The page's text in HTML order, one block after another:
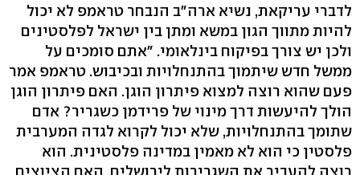
לדברי עריקאת, נשיא ארה"ב הנבחר טראמפ לא יכול
להיות מתווך הגון במשא ומתן בין ישראל לפלסטינים
ולכן יש צורך בפיקוח בינלאומי. "אתם סומכים על
ממשל חדש שיתמוך בהתנחלויות ובכיבוש. טראמפ אמר
פעם שהוא רוצה למצוא פיתרון הוגן. האם פיתרון הוגן
הולך להיעשות דרך מינוי של פרידמן כשגריר? אדם
שתומך בהתנחלויות, שלא יכול לקרוא לגדה המערבית
פלסטין כי הוא לא מאמין במדינה פלסטינית. הוא